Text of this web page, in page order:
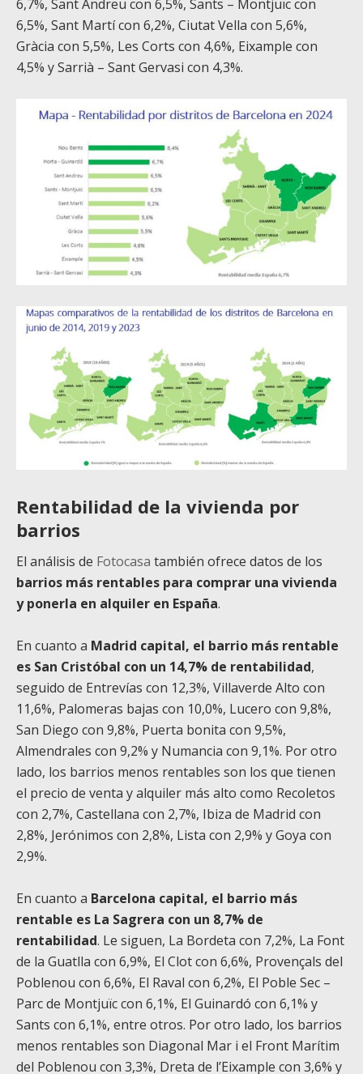
6,7%, Sant Andreu con 6,5%, Sants – Montjuïc con
6,5%, Sant Martí con 6,2%, Ciutat Vella con 5,6%,
Gràcia con 5,5%, Les Corts con 4,6%, Eixample con
4,5% y Sarrià – Sant Gervasi con 4,3%.
Rentabilidad de la vivienda por
barrios
El análisis de Fotocasa también ofrece datos de los
barrios más rentables para comprar una vivienda
y ponerla en alquiler en España.
En cuanto a Madrid capital, el barrio más rentable
es San Cristóbal con un 14,7% de rentabilidad,
seguido de Entrevías con 12,3%, Villaverde Alto con
11,6%, Palomeras bajas con 10,0%, Lucero con 9,8%,
San Diego con 9,8%, Puerta bonita con 9,5%,
Almendrales con 9,2% y Numancia con 9,1%. Por otro
lado, los barrios menos rentables son los que tienen
el precio de venta y alquiler más alto como Recoletos
con 2,7%, Castellana con 2,7%, Ibiza de Madrid con
2,8%, Jerónimos con 2,8%, Lista con 2,9% y Goya con
2,9%.
En cuanto a Barcelona capital, el barrio más
rentable es La Sagrera con un 8,7% de
rentabilidad. Le siguen, La Bordeta con 7,2%, La Font
de la Guatlla con 6,9%, El Clot con 6,6%, Provençals del
Poblenou con 6,6%, El Raval con 6,2%, El Poble Sec –
Parc de Montjuïc con 6,1%, El Guinardó con 6,1% y
Sants con 6,1%, entre otros. Por otro lado, los barrios
menos rentables son Diagonal Mar i el Front Marítim
del Poblenou con 3,3%, Dreta de l’Eixample con 3,6% y